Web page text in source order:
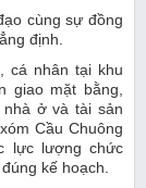
cùng sự đồng
định.
cá nhân tại khu
giao mặt bằng,
ở và tài sản
Cầu Chuông
lực lượng chức
kế hoạch.